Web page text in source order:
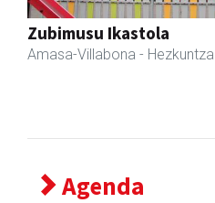
Iraola aholkularitza
Amasa-Villabona - Abokatuak
Agenda